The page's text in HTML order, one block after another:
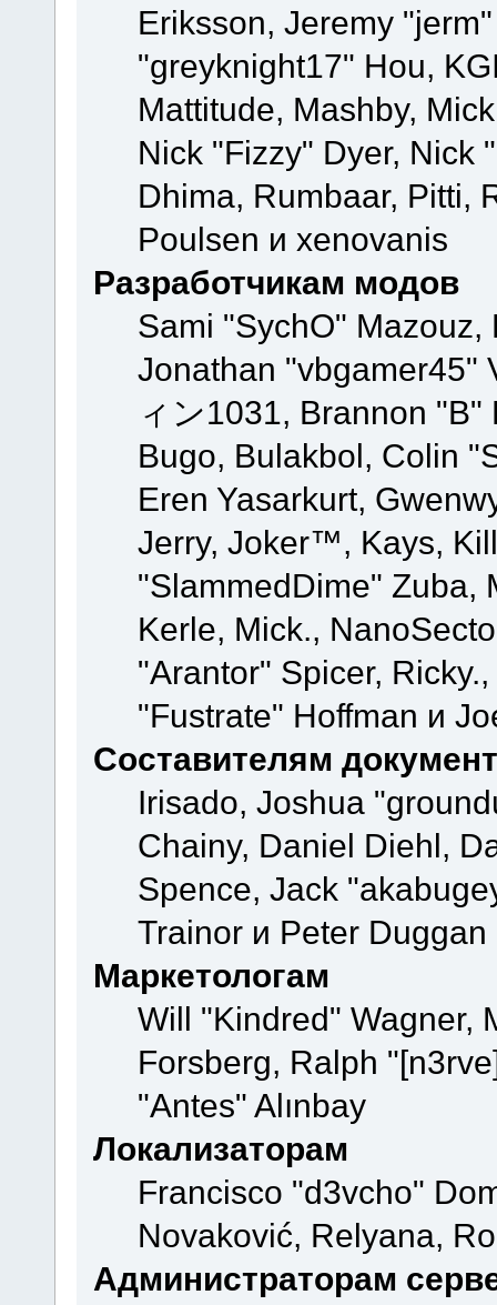
Eriksson, Jeremy
"greyknight17" Hou,
Mattitude, Mashby,
Nick "Fizzy" Dyer, Nick
Dhima, Rumbaar, Pitti,
Poulsen и xenovanis
Разработчикам модов
Sami "SychO"
Jonathan "vbgamer45"
ィン1031, Brannon
Bugo, Bulakbol, Colin
Eren Yasarkurt,
Jerry, Joker™, Kays,
"SlammedDime" Zuba,
Kerle, Mick.,
"Arantor" Spicer,
"Fustrate" Hoffman и
Составителям
Irisado, Joshua
Chainy, Daniel Diehl,
Spence, Jack
Trainor и Peter Duggan
Маркетологам
Will "Kindred" Wagner,
Forsberg, Ralph
"Antes" Alınbay
Локализаторам
Francisco "d3vcho"
Novaković, Relyana,
Администраторам